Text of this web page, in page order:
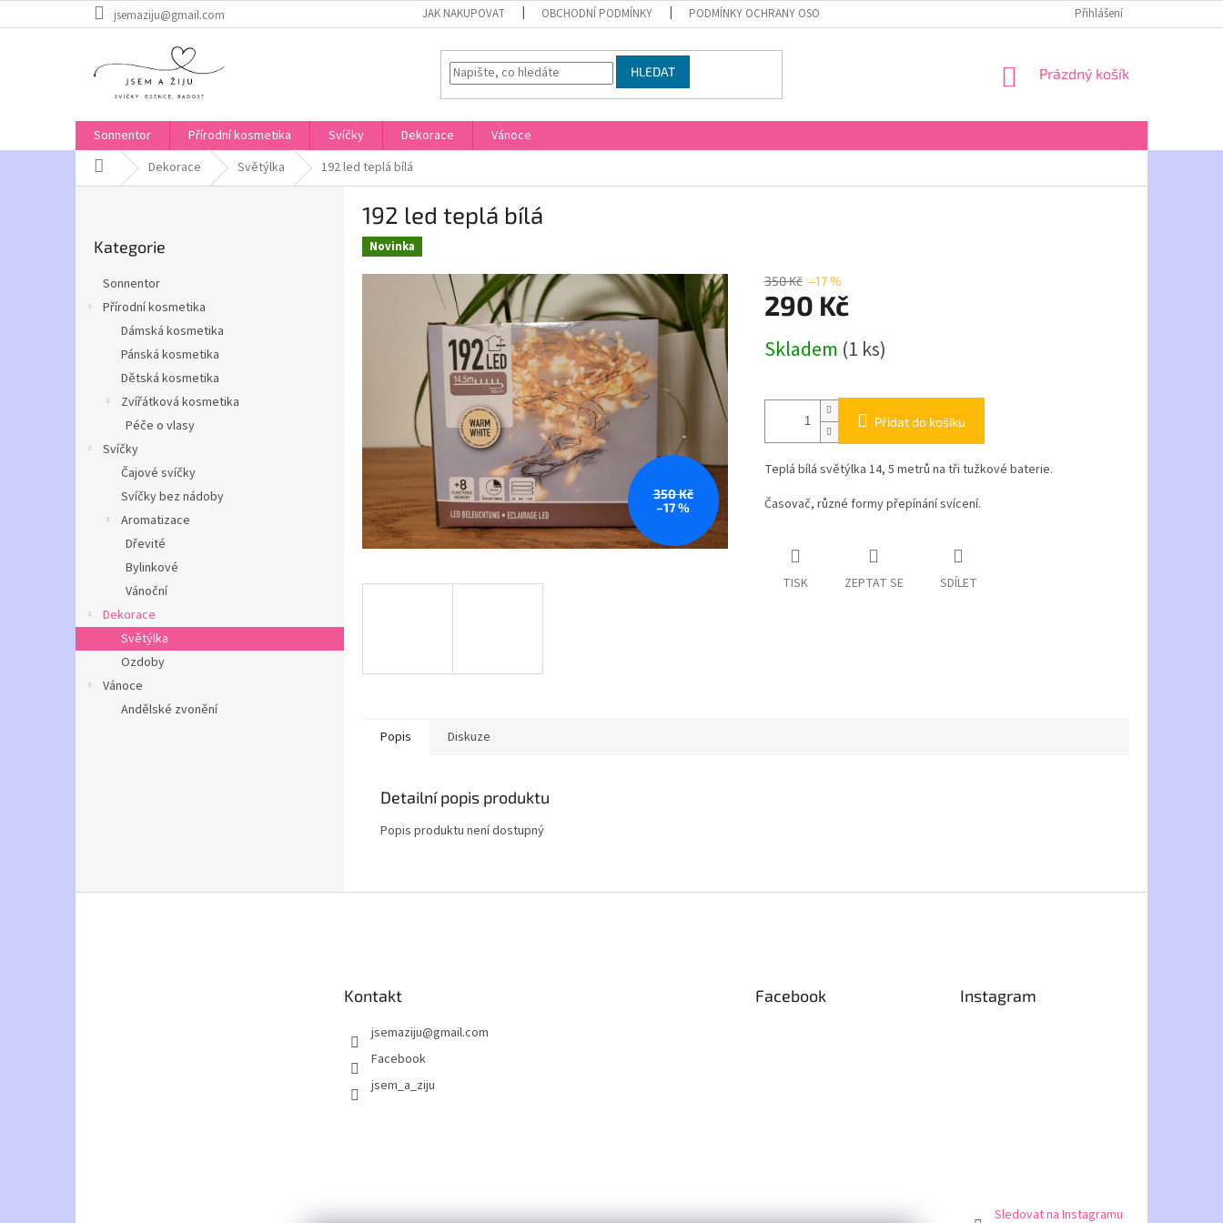
na
jsemaziju@gmail.com JAK NAKUPOVAT OBCHODNÍ PODMÍNKY PODMÍNKY OCHRANY OSOBNÍCH ÚDAJŮ Přihlášení
HLEDAT
NÁKUPNÍ
Prázdný košík
Sonnentor Přírodní kosmetika Svíčky Dekorace
Vánoce
Domů Dekorace Světýlka 192 led teplá bílá
kategorie
Kategorie
Sonnentor
Přírodní kosmetika
Dámská kosmetika
Pánská kosmetika
Dětská kosmetika
Zvířátková kosmetika
Péče o vlasy
Svíčky
Čajové svíčky
Svíčky bez nádoby
Aromatizace
Dřevité
Bylinkové
Vánoční
Dekorace
Světýlka
Ozdoby
Vánoce
Andělské zvonění
192 led teplá bílá
Novinka
350 Kč
–17 %
350 Kč –17 %
290 Kč
cena:
Skladem (1 ks)
Přidat do košíku
Teplá bílá světýlka 14, 5 metrů na tři tužkové baterie.
Časovač, různé formy přepínání svícení.
TISK ZEPTAT SE SDÍLET
Popis Diskuze
Detailní popis produktu
Popis produktu není dostupný
Kontakt
jsemaziju@gmail.com
Facebook
jsem_a_ziju
Facebook Instagram
Sledovat na Instagramu